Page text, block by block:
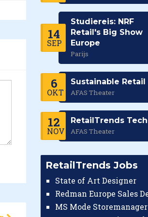
14
SEP
Studiereis: NRF
Retail's Big Show
Europe
Parijs
6
OKT
Sustainable Retail
AFAS Theater
12
NOV
RetailTrends Tech
AFAS Theater
RetailTrends Jobs
State of Art Designer
MS Mode Storemanager